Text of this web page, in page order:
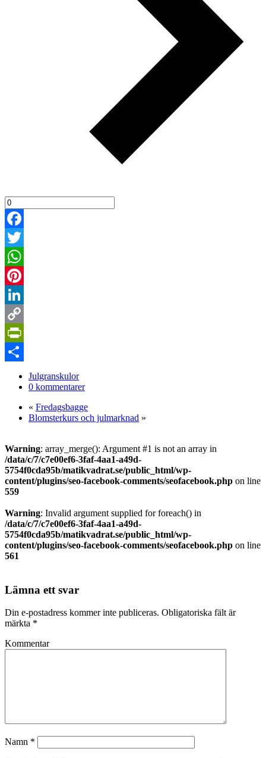
Facebook
Twitter
WhatsApp
Pinterest
LinkedIn
Copy
Link
PrintFriendly
Julgranskulor
0 kommentarer
« Fredagsbagge
Blomsterkurs och julmarknad »
Warning: array_merge(): Argument #1 is not an array in
/data/c/7/c7e00ef6-3faf-4aa1-a49d-
5754f0cda95b/matikvadrat.se/public_html/wp-
content/plugins/seo-facebook-comments/seofacebook.php on line
559
Warning: Invalid argument supplied for foreach() in
/data/c/7/c7e00ef6-3faf-4aa1-a49d-
5754f0cda95b/matikvadrat.se/public_html/wp-
content/plugins/seo-facebook-comments/seofacebook.php on line
561
Lämna ett svar
Din e-postadress kommer inte publiceras. Obligatoriska fält är
märkta *
Kommentar
Namn *